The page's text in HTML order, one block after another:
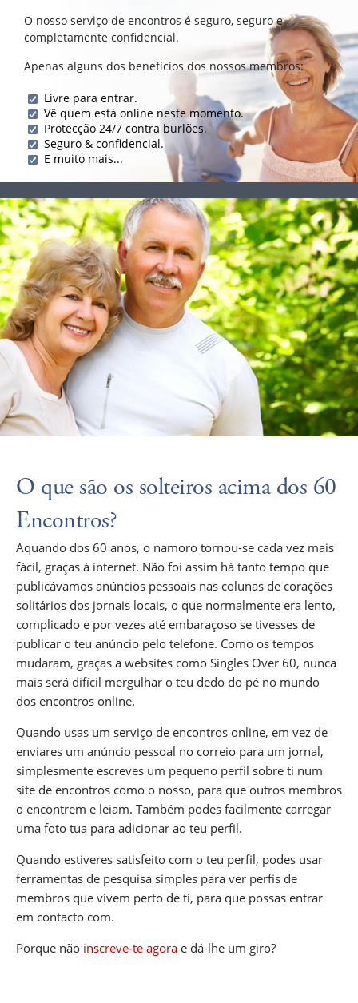
O nosso serviço de encontros é seguro, seguro e
completamente confidencial.
Apenas alguns dos benefícios dos nossos membros:
Livre para entrar.
Vê quem está online neste momento.
Protecção 24/7 contra burlões.
Seguro & confidencial.
E muito mais...
O que são os solteiros acima dos 60
Encontros?
Aquando dos 60 anos, o namoro tornou-se cada vez mais
fácil, graças à internet. Não foi assim há tanto tempo que
publicávamos anúncios pessoais nas colunas de corações
solitários dos jornais locais, o que normalmente era lento,
complicado e por vezes até embaraçoso se tivesses de
publicar o teu anúncio pelo telefone. Como os tempos
mudaram, graças a websites como Singles Over 60, nunca
mais será difícil mergulhar o teu dedo do pé no mundo
dos encontros online.
Quando usas um serviço de encontros online, em vez de
enviares um anúncio pessoal no correio para um jornal,
simplesmente escreves um pequeno perfil sobre ti num
site de encontros como o nosso, para que outros membros
o encontrem e leiam. Também podes facilmente carregar
uma foto tua para adicionar ao teu perfil.
Quando estiveres satisfeito com o teu perfil, podes usar
ferramentas de pesquisa simples para ver perfis de
membros que vivem perto de ti, para que possas entrar
em contacto com.
Porque não inscreve-te agora e dá-lhe um giro?